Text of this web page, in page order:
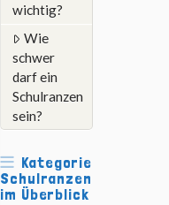
wichtig?
Wie
schwer
darf ein
Schulranzen
sein?
Kategorie
Schulranzen
im Überblick